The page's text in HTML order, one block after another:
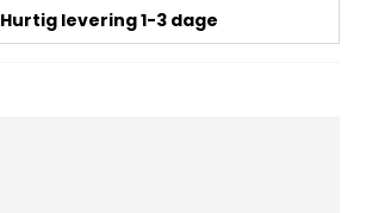
Hurtig levering 1-3 dage